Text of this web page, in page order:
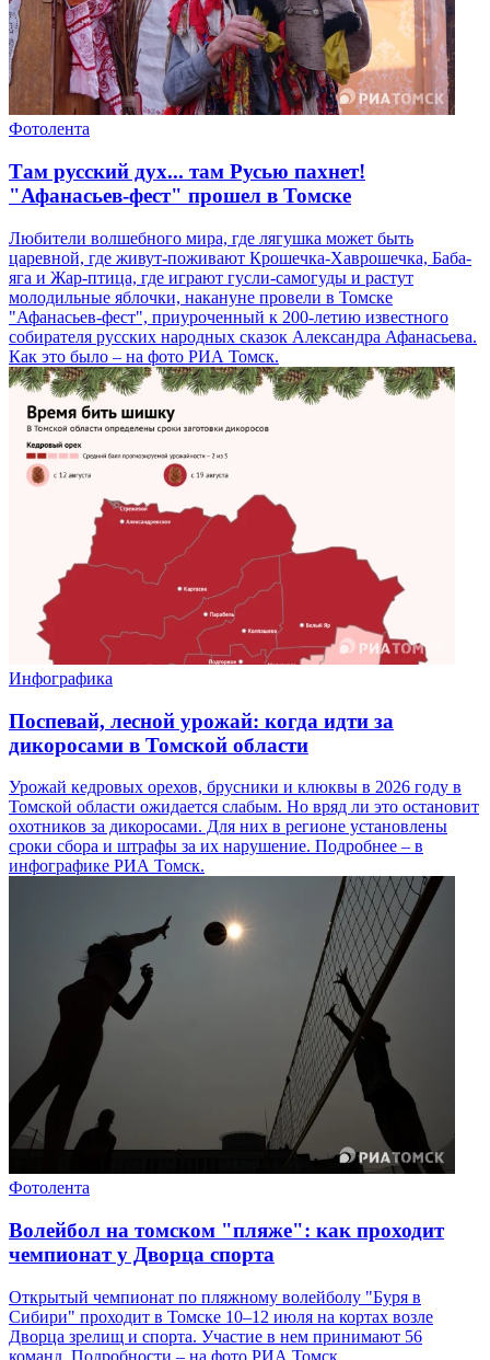
Фотолента
Там русский дух... там Русью пахнет!
"Афанасьев-фест" прошел в Томске
Любители волшебного мира, где лягушка может быть
царевной, где живут-поживают Крошечка-Хаврошечка, Баба-
яга и Жар-птица, где играют гусли-самогуды и растут
молодильные яблочки, накануне провели в Томске
"Афанасьев-фест", приуроченный к 200-летию известного
собирателя русских народных сказок Александра Афанасьева.
Как это было – на фото РИА Томск.
Инфографика
Поспевай, лесной урожай: когда идти за
дикоросами в Томской области
Урожай кедровых орехов, брусники и клюквы в 2026 году в
Томской области ожидается слабым. Но вряд ли это остановит
охотников за дикоросами. Для них в регионе установлены
сроки сбора и штрафы за их нарушение. Подробнее – в
инфографике РИА Томск.
Фотолента
Волейбол на томском "пляже": как проходит
чемпионат у Дворца спорта
Открытый чемпионат по пляжному волейболу "Буря в
Сибири" проходит в Томске 10–12 июля на кортах возле
Дворца зрелищ и спорта. Участие в нем принимают 56
команд. Подробности – на фото РИА Томск.